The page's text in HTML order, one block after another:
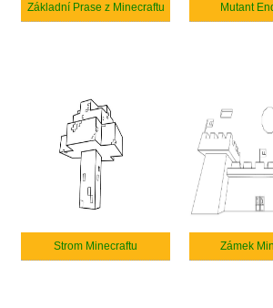
Základní Prase z Minecraftu Mutant
Strom Minecraftu Zámek